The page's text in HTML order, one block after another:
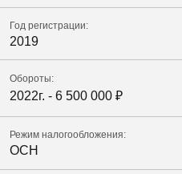
Год регистрации:
2019
Обороты:
2022г. - 6 500 000 ₽
Режим налогообложения:
ОСН